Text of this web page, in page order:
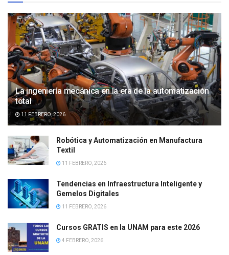
La ingeniería mecánica en la era de la automatización
total
11 FEBRERO, 2026
Robótica y Automatización en Manufactura
Textil
11 FEBRERO, 2026
Tendencias en Infraestructura Inteligente y
Gemelos Digitales
11 FEBRERO, 2026
Cursos GRATIS en la UNAM para este 2026
4 FEBRERO, 2026